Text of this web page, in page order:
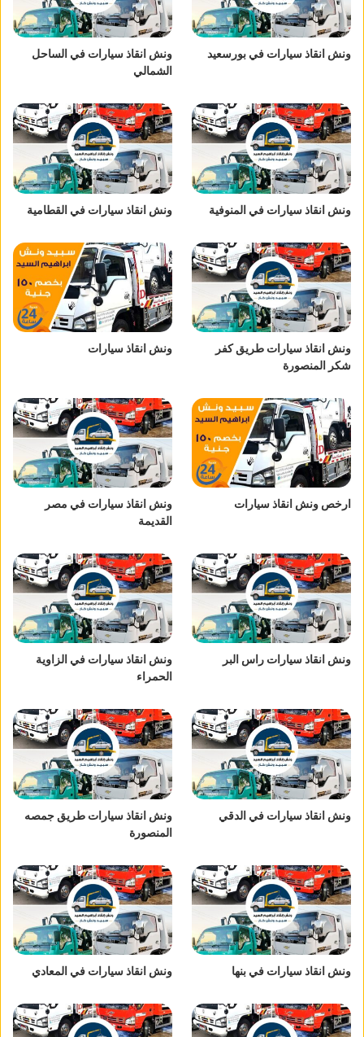
ونش انقاذ سيارات في بورسعيد
ونش انقاذ سيارات في الساحل
الشمالي
ونش انقاذ سيارات في المنوفية ونش انقاذ سيارات في القطامية
ونش انقاذ سيارات طريق كفر
شكر المنصورة
ونش انقاذ سيارات
ارخص ونش انقاذ سيارات
ونش انقاذ سيارات في مصر
القديمة
ونش انقاذ سيارات راس البر
ونش انقاذ سيارات في الزاوية
الحمراء
ونش انقاذ سيارات في الدقي
ونش انقاذ سيارات طريق جمصه
المنصورة
ونش انقاذ سيارات في بنها ونش انقاذ سيارات في المعادي